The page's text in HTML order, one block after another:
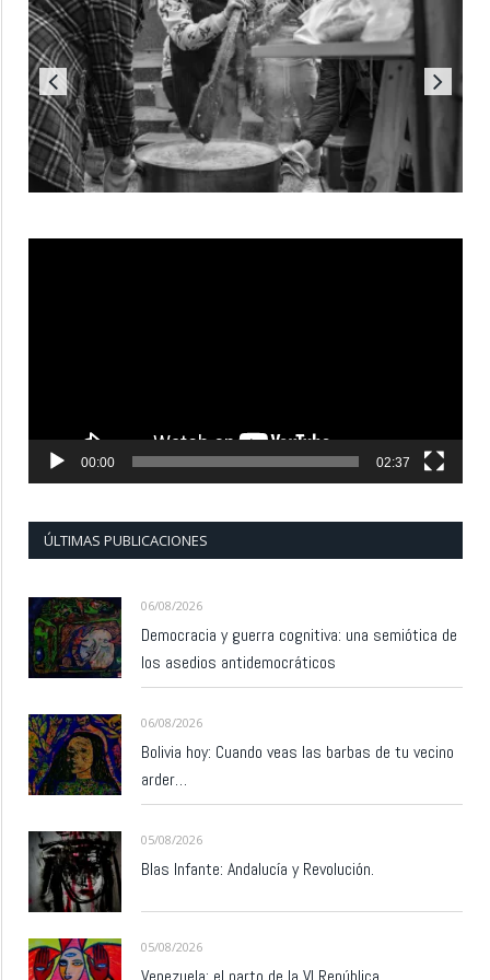
00:00 02:37
ÚLTIMAS PUBLICACIONES
06/08/2026
Democracia y guerra cognitiva: una semiótica de
los asedios antidemocráticos
06/08/2026
Bolivia hoy: Cuando veas las barbas de tu vecino
arder…
05/08/2026
Blas Infante: Andalucía y Revolución.
05/08/2026